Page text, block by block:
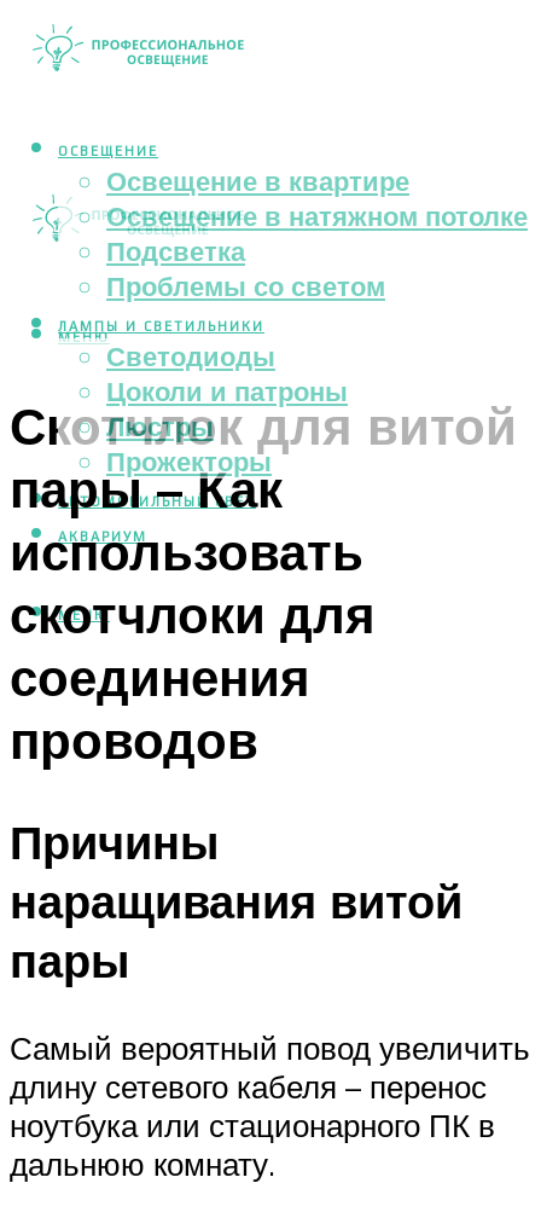
ОСВЕЩЕНИЕ
Освещение в квартире
Освещение в натяжном потолке
Подсветка
Проблемы со светом
ЛАМПЫ И СВЕТИЛЬНИКИ
Светодиоды
Цоколи и патроны
Люстры
Прожекторы
АВТОМОБИЛЬНЫЙ СВЕТ
АКВАРИУМ
МЕНЮ
МЕНЮ
Скотчлок для витой
пары – Как
использовать
скотчлоки для
соединения
проводов
Причины
наращивания витой
пары
Самый вероятный повод увеличить
длину сетевого кабеля – перенос
ноутбука или стационарного ПК в
дальнюю комнату.